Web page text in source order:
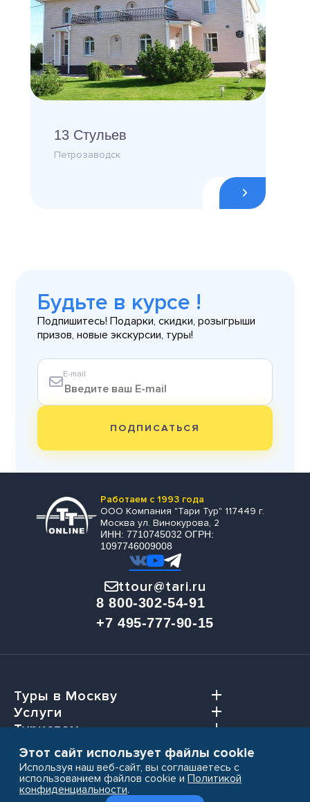
13 Стульев
Петрозаводск
Будьте в курсе !
Подпишитесь! Подарки, скидки, розыгрыши
призов, новые экскурсии, туры!
E-mail
ПОДПИСАТЬСЯ
Работаем с 1993 года
ООО Компания "Тари Тур" 117449 г.
Москва ул. Винокурова, 2
ИНН: 7710745032 ОГРН:
1097746009008
ttour@tari.ru
8 800-302-54-91
+7 495-777-90-15
Туры в Москву
Услуги
Туристам
Агентствам
Этот сайт использует файлы cookie
Используя наш веб-сайт, вы соглашаетесь с
использованием файлов cookie и Политикой
конфиденциальности.